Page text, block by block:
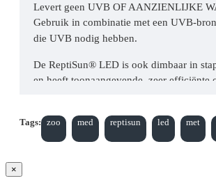
Levert geen UVB OF AANZIENLIJKE
Gebruik in combinatie met een UVB-
die UVB nodig hebben.
De ReptiSun® LED is ook dimbaar in
en heeft toonaangevende, zeer efficiënte
heeft een IP-classificatie van 65,
waterbestendig is en perfect geschikt
Tags: zoo med reptisun led met
×